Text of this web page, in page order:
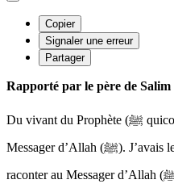
Copier
Signaler une erreur
Partager
Rapporté par le père de Salim
Du vivant du Prophète (ﷺ quiconque voyait un rêve le racontait au
Messager d’Allah (ﷺ). J’avais le souhait de voir un rêve pour le
raconter au Messager d’Allah (ﷺ) (psl) J’étais un garçon adulte et